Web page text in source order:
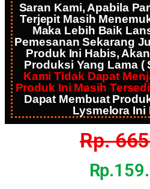
Saran Kami, Apabila
Terjepit Masih
Maka Lebih Baik
Pemesanan Sekarang
Produk Ini Habis,
Produksi Yang Lama (
Kami Tidak Dapat
Produk Ini Masih
Dapat Membuat
Lysmelora Ini
Rp.